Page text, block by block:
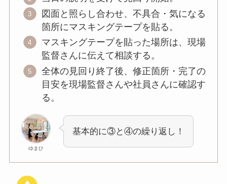
図面と照らし合わせ、不具合・気になる
箇所にマスキングテープを貼る。
マスキングテープを貼った場所は、現場
監督さんに伝えて相談する。
全体の見回り終了後、修正箇所・完了の
目安を現場監督さんや社員さんに確認す
る。
ゆまひ
基本的に③と④の繰り返し！